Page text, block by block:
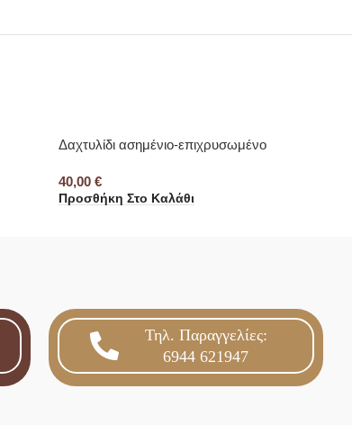
Δαχτυλίδι ασημένιο-επιχρυσωμένο
40,00 €
Προσθήκη Στο Καλάθι
Τηλ. Παραγγελίες:
6944 621947